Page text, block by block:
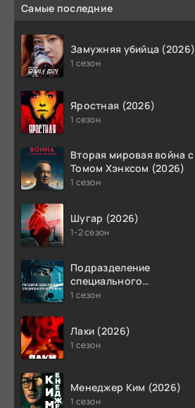
Самые последние
Замужняя убийца (2026)
1 сезон
Яростная (2026)
1 сезон
Вторая мировая война с
Томом Хэнксом (2026)
1 сезон
Шугар (2026)
1-2 сезон
Подразделение
специального
назначения (2026)
1 сезон
Лаки (2026)
1 сезон
Менеджер Ким (2026)
1 сезон